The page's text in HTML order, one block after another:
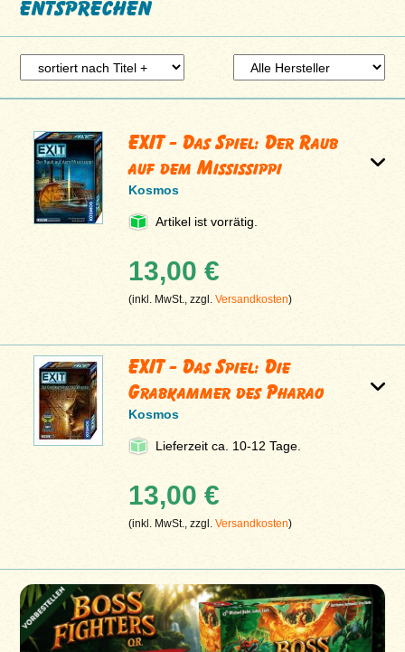
entsprechen
EXIT - Das Spiel: Der Raub
auf dem Mississippi
Kosmos
Artikel ist vorrätig.
13,00 €
(inkl. MwSt., zzgl.Versandkosten)
EXIT - Das Spiel: Die
Grabkammer des Pharao
Kosmos
Lieferzeit ca. 10-12 Tage.
13,00 €
(inkl. MwSt., zzgl.Versandkosten)